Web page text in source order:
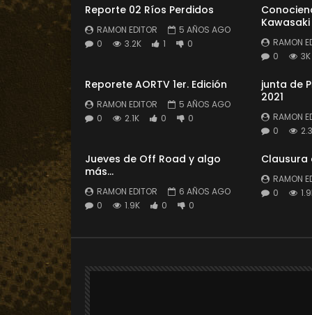
Reporte 02 Ríos Perdidos
RAMON EDITOR
5 AÑOS AGO
0
3.2K 1 0 RAMON
0
3K
Reporete AORTV 1er. Edición
RAMON EDITOR
5 AÑOS AGO
0
2.1K 0 0
junta de
2021
RAMON
0
Jueves de Off Road y algo
más…
RAMON EDITOR
6 AÑOS AGO
0
1.9K 0 0
Clausura
RAMON
0